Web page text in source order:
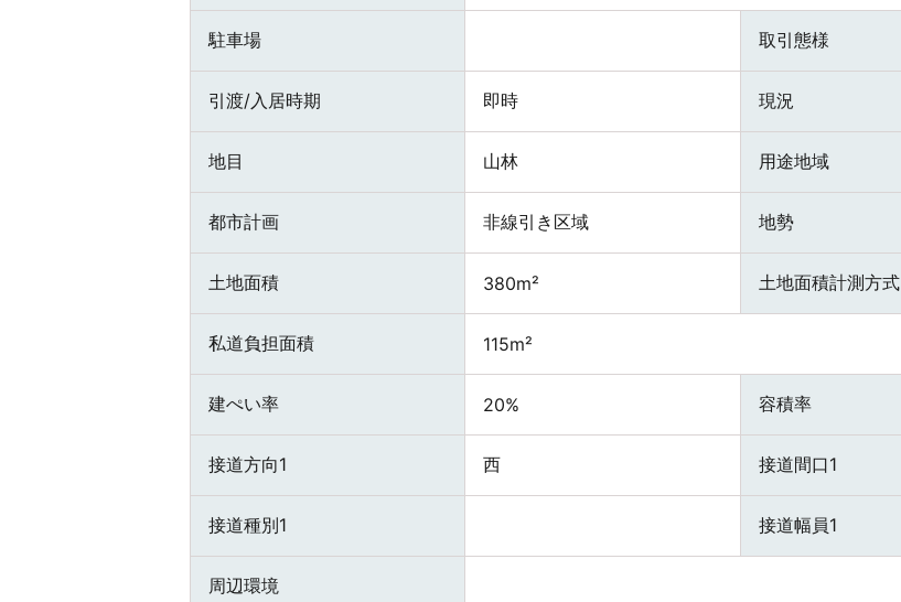
駐車場 取引態様
引渡/入居時期 即時 現況
地目 山林 用途地域
都市計画 非線引き区域 地勢
土地面積 380m² 土地面積計測方式
私道負担面積 115m²
建ぺい率 20% 容積率
接道方向1 西 接道間口1
接道種別1 接道幅員1
周辺環境